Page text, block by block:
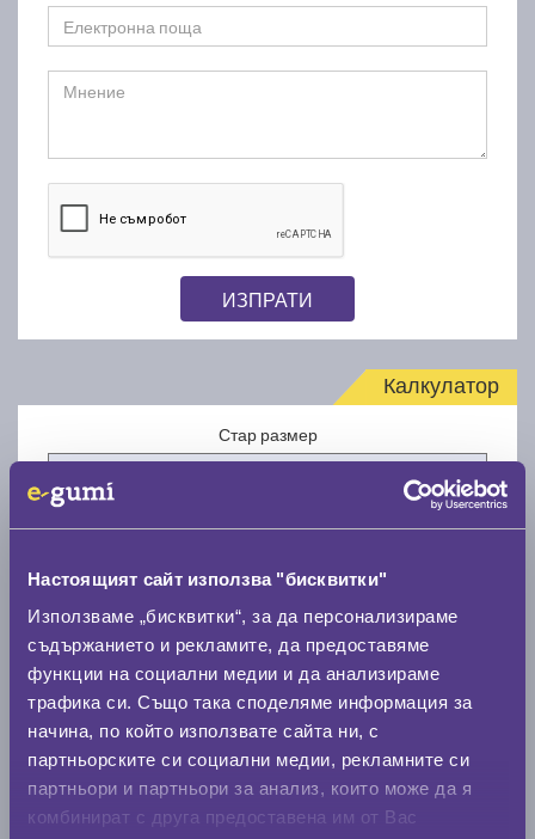
Настоящият сайт използва "бисквитки"
Използваме „бисквитки“, за да персонализираме
съдържанието и рекламите, да предоставяме
функции на социални медии и да анализираме
трафика си. Също така споделяме информация за
начина, по който използвате сайта ни, с
партньорските си социални медии, рекламните си
партньори и партньори за анализ, които може да я
комбинират с друга предоставена им от Вас
ИЗПРАТИ
Калкулатор
Стар размер
Нов размер
Стар размер